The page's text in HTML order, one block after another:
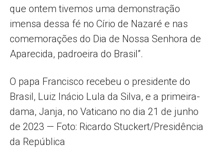
que ontem tivemos uma demonstração
imensa dessa fé no Círio de Nazaré e nas
comemorações do Dia de Nossa Senhora de
Aparecida, padroeira do Brasil”.
O papa Francisco recebeu o presidente do
Brasil, Luiz Inácio Lula da Silva, e a primeira-
dama, Janja, no Vaticano no dia 21 de junho
de 2023 — Foto: Ricardo Stuckert/Presidência
da República